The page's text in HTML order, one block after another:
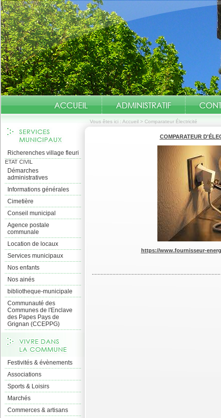
Vous êtes ici : Accueil > Comparateur Électricité
Richerenches village fleuri
ETAT CIVIL
Démarches
administratives
Informations générales
Cimetière
Conseil municipal
Agence postale
communale
Location de locaux
Services municipaux
Nos enfants
Nos ainés
bibliotheque-municipale
Communauté des
Communes de l'Enclave
des Papes Pays de
Grignan (CCEPPG)
Festivités & évènements
Associations
Sports & Loisirs
Marchés
Commerces & artisans
COMPARATEUR
https://www.fournisseur-